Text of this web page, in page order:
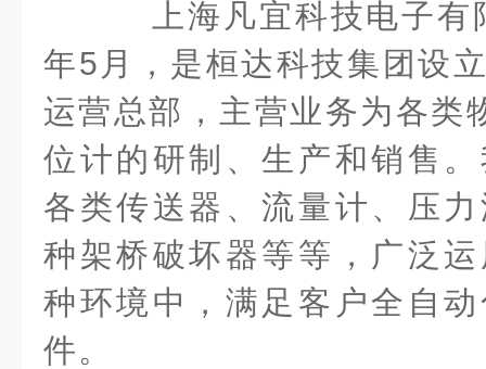
上海凡宜科技电子有
年5月，是桓达科技集团设
运营总部，主营业务为各类
位计的研制、生产和销售
各类传送器、流量计、压
种架桥破坏器等等，广泛
种环境中，满足客户全自
件。